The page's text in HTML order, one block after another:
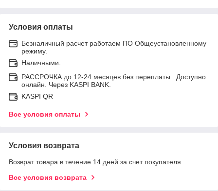
Условия оплаты
Безналичный расчет работаем ПО Общеустановленному
режиму.
Наличными.
РАССРОЧКА до 12-24 месяцев без переплаты . Доступно
онлайн. Через KASPI BANK.
KASPI QR
Все условия оплаты
Условия возврата
Возврат товара в течение 14 дней за счет покупателя
Все условия возврата